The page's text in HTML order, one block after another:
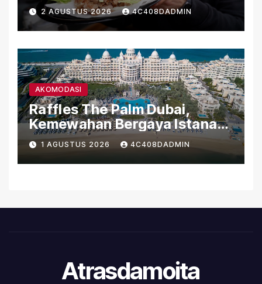
2 AGUSTUS 2026 4C408DADMIN
AKOMODASI
Raffles The Palm Dubai,
Kemewahan Bergaya Istana
di Palm Jumeirah
1 AGUSTUS 2026 4C408DADMIN
Atrasdamoita